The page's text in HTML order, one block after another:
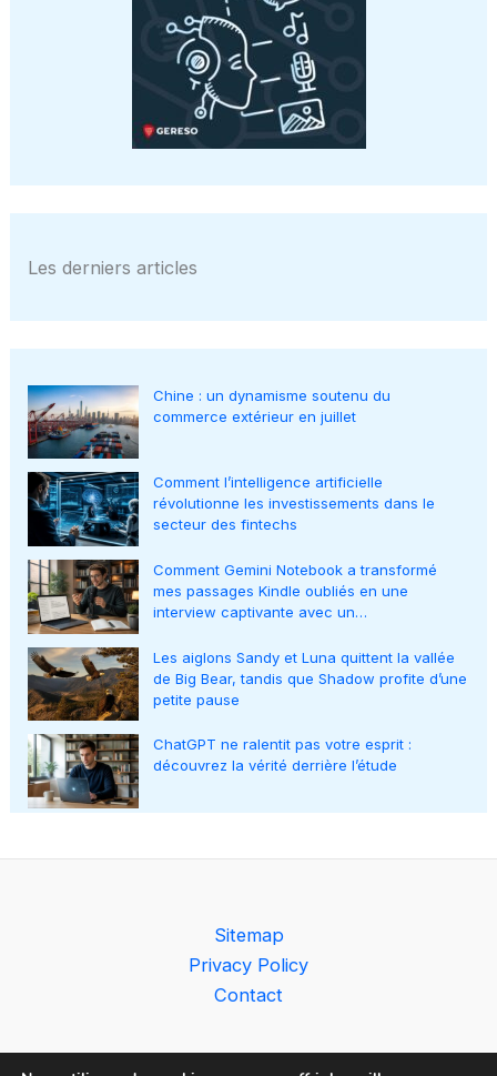
Les derniers articles
Chine : un dynamisme soutenu du
commerce extérieur en juillet
Comment l’intelligence artificielle
révolutionne les investissements dans le
secteur des fintechs
Comment Gemini Notebook a transformé
mes passages Kindle oubliés en une
interview captivante avec un…
Les aiglons Sandy et Luna quittent la vallée
de Big Bear, tandis que Shadow profite d’une
petite pause
ChatGPT ne ralentit pas votre esprit :
découvrez la vérité derrière l’étude
Sitemap
Privacy Policy
Contact